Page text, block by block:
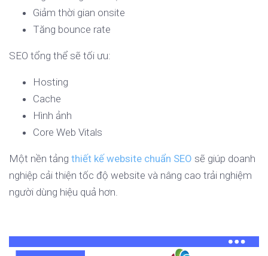
Giảm thời gian onsite
Tăng bounce rate
SEO tổng thể sẽ tối ưu:
Hosting
Cache
Hình ảnh
Core Web Vitals
Một nền tảng thiết kế website chuẩn SEO sẽ giúp doanh
nghiệp cải thiện tốc độ website và nâng cao trải nghiệm
người dùng hiệu quả hơn.